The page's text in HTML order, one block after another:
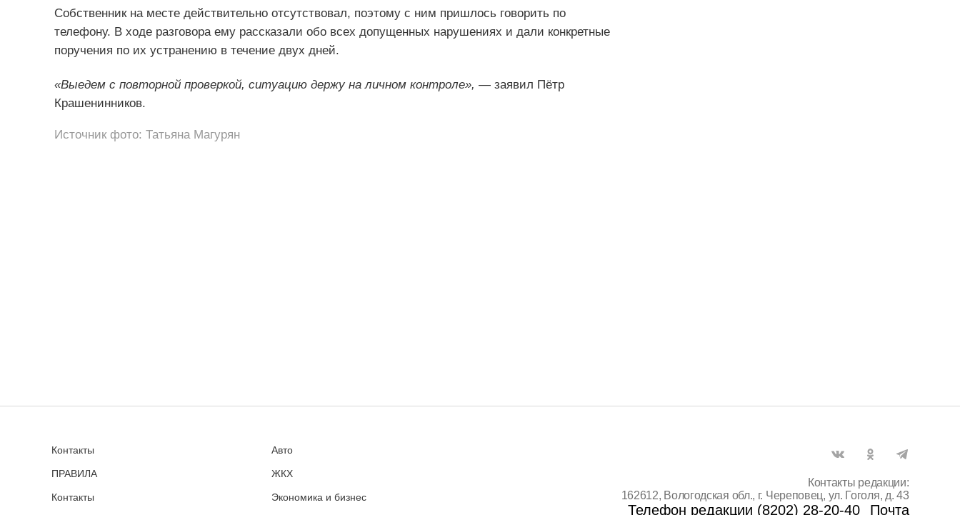
Собственник на месте действительно отсутствовал, поэтому с ним пришлось говорить по
телефону. В ходе разговора ему рассказали обо всех допущенных нарушениях и дали конкретные
поручения по их устранению в течение двух дней.
«Выедем с повторной проверкой, ситуацию держу на личном контроле», — заявил Пётр
Крашенинников.
Источник фото: Татьяна Магурян
Контакты
ПРАВИЛА
Контакты
Авто
ЖКХ
Экономика и бизнес
Контакты редакции:
162612, Вологодская обл., г. Череповец, ул. Гоголя, д. 43
Телефон редакции (8202) 28-20-40 Почта